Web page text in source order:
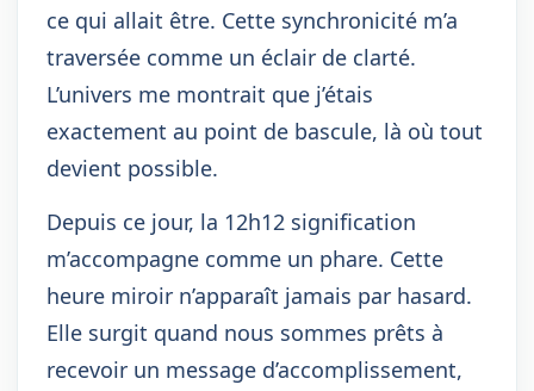
ce qui allait être. Cette synchronicité m’a
traversée comme un éclair de clarté.
L’univers me montrait que j’étais
exactement au point de bascule, là où tout
devient possible.
Depuis ce jour, la 12h12 signification
m’accompagne comme un phare. Cette
heure miroir n’apparaît jamais par hasard.
Elle surgit quand nous sommes prêts à
recevoir un message d’accomplissement,